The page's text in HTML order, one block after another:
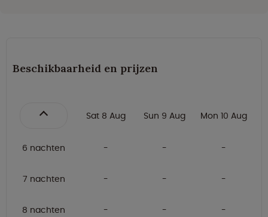
Beschikbaarheid en prijzen
Sat 8 Aug Sun 9 Aug Mon 10 Aug
6 nachten
7 nachten
8 nachten